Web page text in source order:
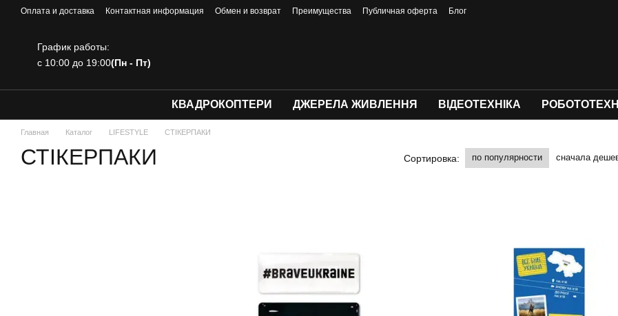
Перейти к основному контенту
Оплата и доставка Контактная информация Обмен и возврат Преимущества Публичная оферта Блог
График работы:
с 10:00 до 19:00(Пн - Пт)
КВАДРОКОПТЕРИ ДЖЕРЕЛА ЖИВЛЕННЯ ВІДЕОТЕХНІКА
Главная Каталог LIFESTYLE СТІКЕРПАКИ
СТІКЕРПАКИ Сортировка: по популярности сначала